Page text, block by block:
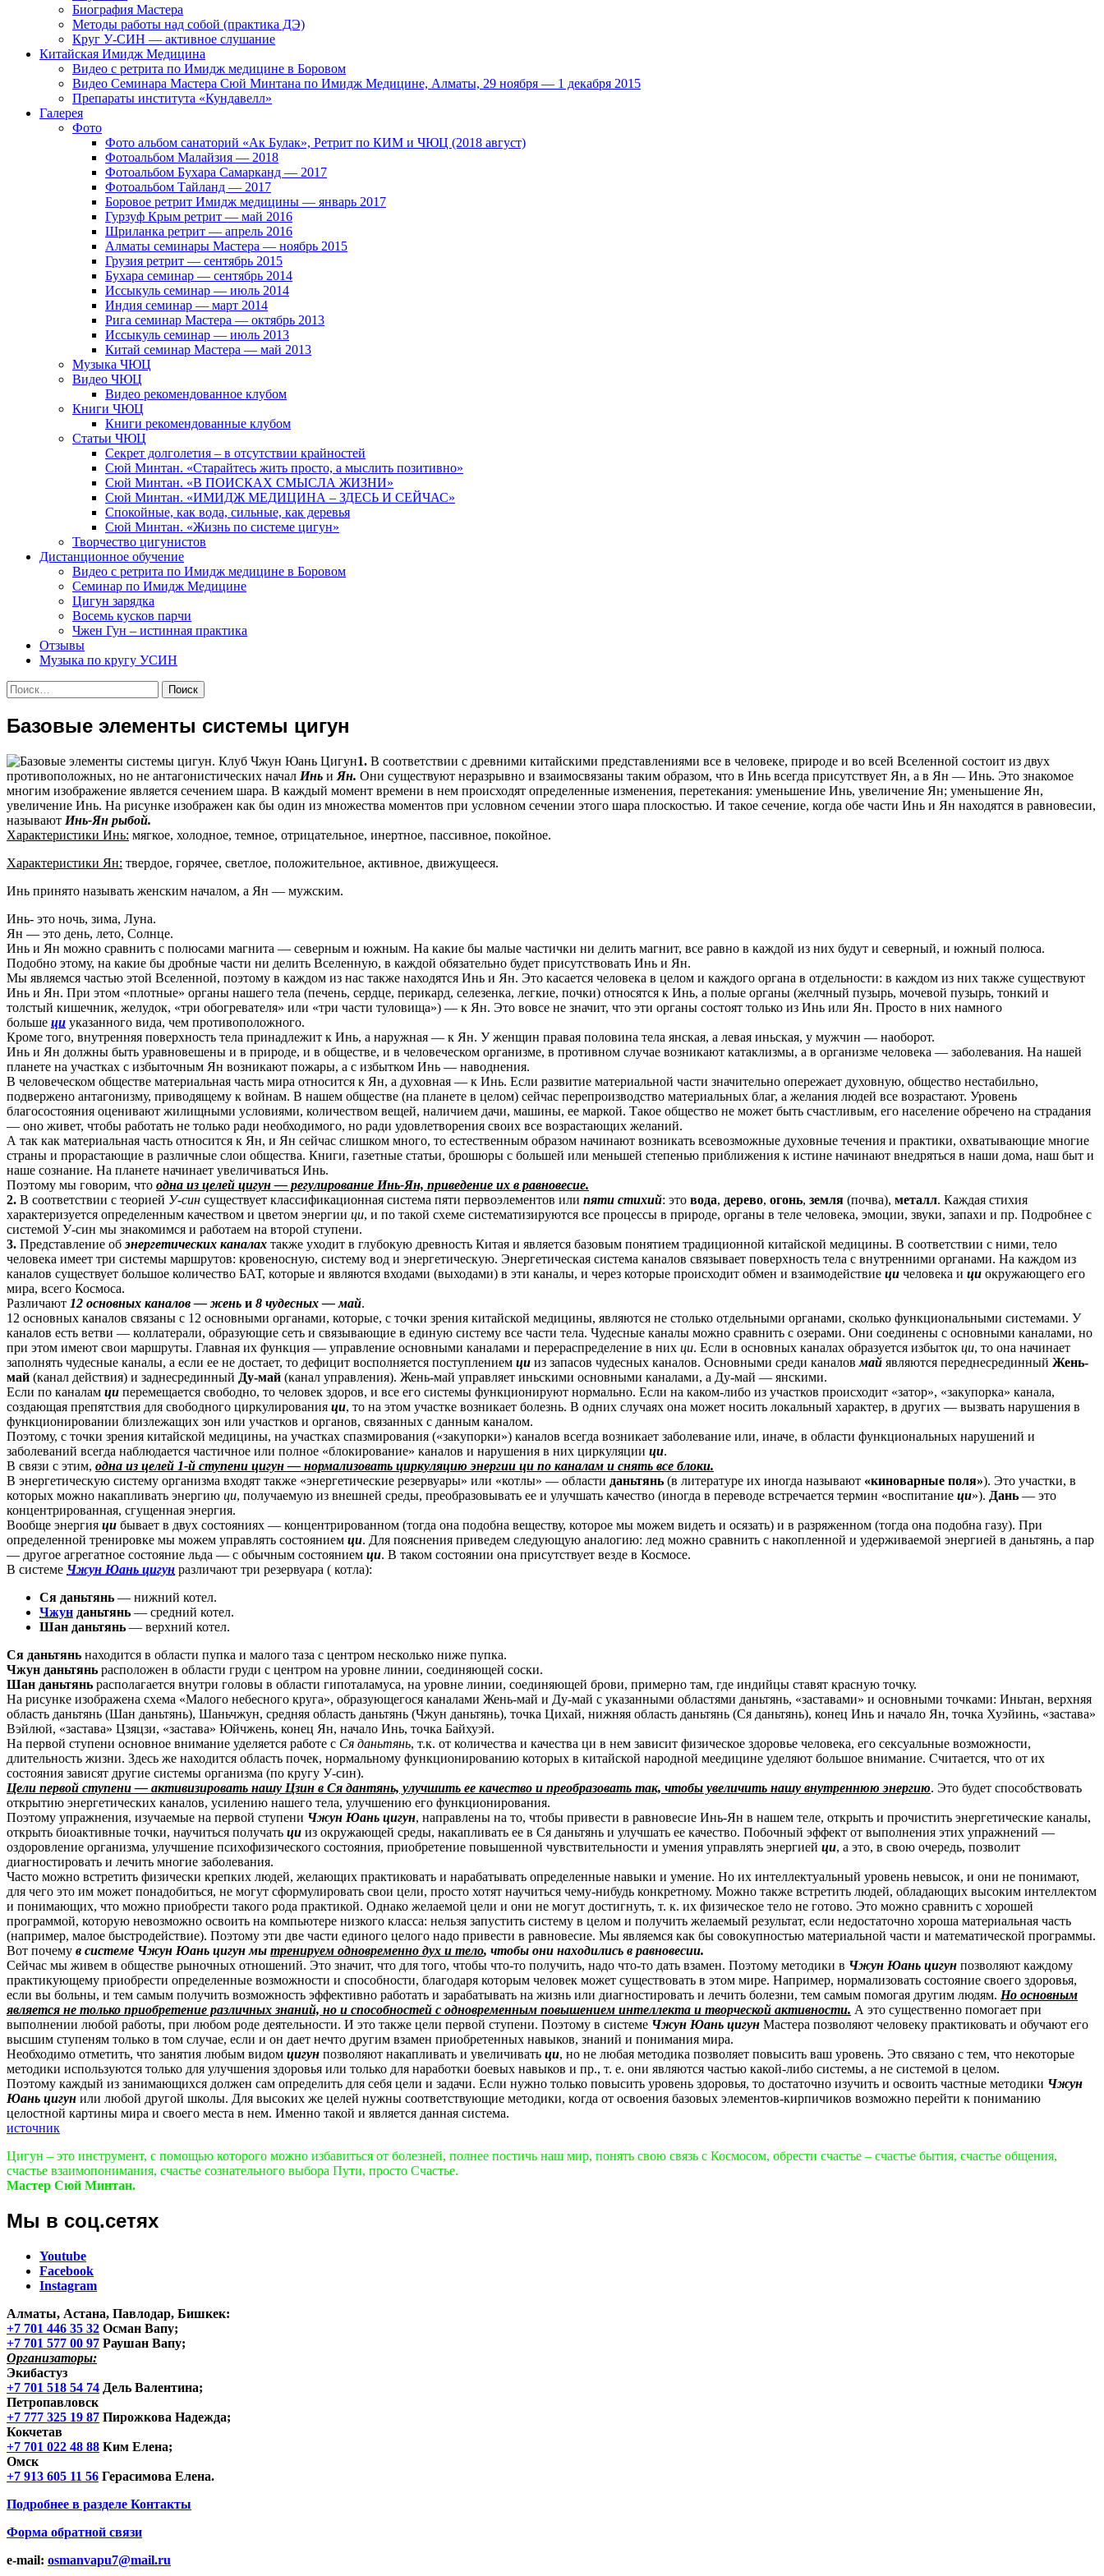
Биография Мастера
Методы работы над собой (практика ДЭ)
Круг У-СИН — активное слушание
Китайская Имидж Медицина
Видео с ретрита по Имидж медицине в Боровом
Видео Семинара Мастера Сюй Минтана по Имидж Медицине, Алматы, 29 ноября — 1 декабря 2015
Препараты института «Кундавелл»
Галерея
Фото
Фото альбом санаторий «Ак Булак», Ретрит по КИМ и ЧЮЦ (2018 август)
Фотоальбом Малайзия — 2018
Фотоальбом Бухара Самарканд — 2017
Фотоальбом Тайланд — 2017
Боровое ретрит Имидж медицины — январь 2017
Гурзуф Крым ретрит — май 2016
Шриланка ретрит — апрель 2016
Алматы семинары Мастера — ноябрь 2015
Грузия ретрит — сентябрь 2015
Бухара семинар — сентябрь 2014
Иссыкуль семинар — июль 2014
Индия семинар — март 2014
Рига семинар Мастера — октябрь 2013
Иссыкуль семинар — июль 2013
Китай семинар Мастера — май 2013
Музыка ЧЮЦ
Видео ЧЮЦ
Видео рекомендованное клубом
Книги ЧЮЦ
Книги рекомендованные клубом
Статьи ЧЮЦ
Секрет долголетия – в отсутствии крайностей
Сюй Минтан. «Старайтесь жить просто, а мыслить позитивно»
Сюй Минтан. «В ПОИСКАХ СМЫСЛА ЖИЗНИ»
Сюй Минтан. «ИМИДЖ МЕДИЦИНА – ЗДЕСЬ И СЕЙЧАС»
Спокойные, как вода, сильные, как деревья
Сюй Минтан. «Жизнь по системе цигун»
Творчество цигунистов
Дистанционное обучение
Видео с ретрита по Имидж медицине в Боровом
Семинар по Имидж Медицине
Цигун зарядка
Восемь кусков парчи
Чжен Гун – истинная практика
Отзывы
Музыка по кругу УСИН
Найти:
Базовые элементы системы цигун
1. В соответствии с древними китайскими представлениями все в человеке, природе и во всей Вселенной состоит из двух
противоположных, но не антагонистических начал Инь и Ян. Они существуют неразрывно и взаимосвязаны таким образом, что в Инь всегда присутствует Ян, а в Ян — Инь. Это знакомое
многим изображение является сечением шара. В каждый момент времени в нем происходят определенные изменения, перетекания: уменьшение Инь, увеличение Ян; уменьшение Ян,
увеличение Инь. На рисунке изображен как бы один из множества моментов при условном сечении этого шара плоскостью. И такое сечение, когда обе части Инь и Ян находятся в равновесии,
называют Инь-Ян рыбой.
Характеристики Инь: мягкое, холодное, темное, отрицательное, инертное, пассивное, покойное.
Характеристики Ян: твердое, горячее, светлое, положительное, активное, движущееся.
Инь принято называть женским началом, а Ян — мужским.
Инь- это ночь, зима, Луна.
Ян — это день, лето, Солнце.
Инь и Ян можно сравнить с полюсами магнита — северным и южным. На какие бы малые частички ни делить магнит, все равно в каждой из них будут и северный, и южный полюса.
Подобно этому, на какие бы дробные части ни делить Вселенную, в каждой обязательно будет присутствовать Инь и Ян.
Мы являемся частью этой Вселенной, поэтому в каждом из нас также находятся Инь и Ян. Это касается человека в целом и каждого органа в отдельности: в каждом из них также существуют
Инь и Ян. При этом «плотные» органы нашего тела (печень, сердце, перикард, селезенка, легкие, почки) относятся к Инь, а полые органы (желчный пузырь, мочевой пузырь, тонкий и
толстый кишечник, желудок, «три обогревателя» или «три части туловища») — к Ян. Это вовсе не значит, что эти органы состоят только из Инь или Ян. Просто в них намного
больше ци указанного вида, чем противоположного.
Кроме того, внутренняя поверхность тела принадлежит к Инь, а наружная — к Ян. У женщин правая половина тела янская, а левая иньская, у мужчин — наоборот.
Инь и Ян должны быть уравновешены и в природе, и в обществе, и в человеческом организме, в противном случае возникают катаклизмы, а в организме человека — заболевания. На нашей
планете на участках с избыточным Ян возникают пожары, а с избытком Инь — наводнения.
В человеческом обществе материальная часть мира относится к Ян, а духовная — к Инь. Если развитие материальной части значительно опережает духовную, общество нестабильно,
подвержено антагонизму, приводящему к войнам. В нашем обществе (на планете в целом) сейчас перепроизводство материальных благ, а желания людей все возрастают. Уровень
благосостояния оценивают жилищными условиями, количеством вещей, наличием дачи, машины, ее маркой. Такое общество не может быть счастливым, его население обречено на страдания
— оно живет, чтобы работать не только ради необходимого, но ради удовлетворения своих все возрастающих желаний.
А так как материальная часть относится к Ян, и Ян сейчас слишком много, то естественным образом начинают возникать всевозможные духовные течения и практики, охватывающие многие
страны и прорастающие в различные слои общества. Книги, газетные статьи, брошюры с большей или меньшей степенью приближения к истине начинают внедряться в наши дома, наш быт и
наше сознание. На планете начинает увеличиваться Инь.
Поэтому мы говорим, что одна из целей цигун — регулирование Инь-Ян, приведение их в равновесие.
2. В соответствии с теорией У-син существует классификационная система пяти первоэлементов или пяти стихий: это вода, дерево, огонь, земля (почва), металл. Каждая стихия
характеризуется определенным качеством и цветом энергии ци, и по такой схеме систематизируются все процессы в природе, органы в теле человека, эмоции, звуки, запахи и пр. Подробнее с
системой У-син мы знакомимся и работаем на второй ступени.
3. Представление обэнергетических каналах также уходит в глубокую древность Китая и является базовым понятием традиционной китайской медицины. В соответствии с ними, тело
человека имеет три системы маршрутов: кровеносную, систему вод и энергетическую. Энергетическая система каналов связывает поверхность тела с внутренними органами. На каждом из
каналов существует большое количество БАТ, которые и являются входами (выходами) в эти каналы, и через которые происходит обмен и взаимодействие ци человека и ци окружающего его
мира, всего Космоса.
Различают 12 основных каналов — жень и 8 чудесных — май.
12 основных каналов связаны с 12 основными органами, которые, с точки зрения китайской медицины, являются не столько отдельными органами, сколько функциональными системами. У
каналов есть ветви — коллатерали, образующие сеть и связывающие в единую систему все части тела. Чудесные каналы можно сравнить с озерами. Они соединены с основными каналами, но
при этом имеют свои маршруты. Главная их функция — управление основными каналами и перераспределение в них ци. Если в основных каналах образуется избыток ци, то она начинает
заполнять чудесные каналы, а если ее не достает, то дефицит восполняется поступлением ци из запасов чудесных каналов. Основными среди каналовмай являются переднесрединный Жень-
май (канал действия) и заднесрединный Ду-май (канал управления). Жень-май управляет иньскими основными каналами, а Ду-май — янскими.
Если по каналам ци перемещается свободно, то человек здоров, и все его системы функционируют нормально. Если на каком-либо из участков происходит «затор», «закупорка» канала,
создающая препятствия для свободного циркулирования ци, то на этом участке возникает болезнь. В одних случаях она может носить локальный характер, в других — вызвать нарушения в
функционировании близлежащих зон или участков и органов, связанных с данным каналом.
Поэтому, с точки зрения китайской медицины, на участках спазмирования («закупорки») каналов всегда возникает заболевание или, иначе, в области функциональных нарушений и
заболеваний всегда наблюдается частичное или полное «блокирование» каналов и нарушения в них циркуляции ци.
В связи с этим, одна из целей 1-й ступени цигун — нормализовать циркуляцию энергии ци по каналам и снять все блоки.
В энергетическую систему организма входят также «энергетические резервуары» или «котлы» — области даньтянь (в литературе их иногда называют «киноварные поля»). Это участки, в
которых можно накапливать энергию ци, получаемую из внешней среды, преобразовывать ее и улучшать качество (иногда в переводе встречается термин «воспитание ци»). Дань — это
концентрированная, сгущенная энергия.
Вообще энергия ци бывает в двух состояниях — концентрированном (тогда она подобна веществу, которое мы можем видеть и осязать) и в разряженном (тогда она подобна газу). При
определенной тренировке мы можем управлять состоянием ци. Для пояснения приведем следующую аналогию: лед можно сравнить с накопленной и удерживаемой энергией в даньтянь, а пар
— другое агрегатное состояние льда — с обычным состоянием ци. В таком состоянии она присутствует везде в Космосе.
В системе Чжун Юань цигун различают три резервуара ( котла):
Ся даньтянь — нижний котел.
Чжун даньтянь — средний котел.
Шан даньтянь — верхний котел.
Ся даньтянь находится в области пупка и малого таза с центром несколько ниже пупка.
Чжун даньтянь расположен в области груди с центром на уровне линии, соединяющей соски.
Шан даньтянь располагается внутри головы в области гипоталамуса, на уровне линии, соединяющей брови, примерно там, где индийцы ставят красную точку.
На рисунке изображена схема «Малого небесного круга», образующегося каналами Жень-май и Ду-май с указанными областями даньтянь, «заставами» и основными точками: Иньтан, верхняя
область даньтянь (Шан даньтянь), Шаньчжун, средняя область даньтянь (Чжун даньтянь), точка Цихай, нижняя область даньтянь (Ся даньтянь), конец Инь и начало Ян, точка Хуэйинь, «застава»
Вэйлюй, «застава» Цзяцзи, «застава» Юйчжень, конец Ян, начало Инь, точка Байхуэй.
На первой ступени основное внимание уделяется работе с Ся даньтянь, т.к. от количества и качества ци в нем зависит физическое здоровье человека, его сексуальные возможности,
длительность жизни. Здесь же находится область почек, нормальному функционированию которых в китайской народной меедицине уделяют большое внимание. Считается, что от их
состояния зависят другие системы организма (по кругу У-син).
Цели первой ступени — активизировать нашу Цзин в Ся дантянь, улучшить ее качество и преобразовать так, чтобы увеличить нашу внутреннюю энергию. Это будет способствовать
открытию энергетических каналов, усилению нашего тела, улучшению его функционирования.
Поэтому упражнения, изучаемые на первой ступени Чжун Юань цигун, направлены на то, чтобы привести в равновесие Инь-Ян в нашем теле, открыть и прочистить энергетические каналы,
открыть биоактивные точки, научиться получать ци из окружающей среды, накапливать ее в Ся даньтянь и улучшать ее качество. Побочный эффект от выполнения этих упражнений —
оздоровление организма, улучшение психофизического состояния, приобретение повышенной чувствительности и умения управлять энергией ци, а это, в свою очередь, позволит
диагностировать и лечить многие заболевания.
Часто можно встретить физически крепких людей, желающих практиковать и нарабатывать определенные навыки и умение. Но их интеллектуальный уровень невысок, и они не понимают,
для чего это им может понадобиться, не могут сформулировать свои цели, просто хотят научиться чему-нибудь конкретному. Можно также встретить людей, обладающих высоким интеллектом
и понимающих, что можно приобрести такого рода практикой. Однако желаемой цели и они не могут достигнуть, т. к. их физическое тело не готово. Это можно сравнить с хорошей
программой, которую невозможно освоить на компьютере низкого класса: нельзя запустить систему в целом и получить желаемый результат, если недостаточно хороша материальная часть
(например, малое быстродействие). Поэтому эти две части единого целого надо привести в равновесие. Мы являемся как бы совокупностью материальной части и математической программы.
Вот почему в системе Чжун Юань цигун мы тренируем одновременно дух и тело, чтобы они находились в равновесии.
Сейчас мы живем в обществе рыночных отношений. Это значит, что для того, чтобы что-то получить, надо что-то дать взамен. Поэтому методики в Чжун Юань цигун позволяют каждому
практикующему приобрести определенные возможности и способности, благодаря которым человек может существовать в этом мире. Например, нормализовать состояние своего здоровья,
если вы больны, и тем самым получить возможность эффективно работать и зарабатывать на жизнь или диагностировать и лечить болезни, тем самым помогая другим людям. Но основным
является не только приобретение различных знаний, но и способностей с одновременным повышением интеллекта и творческой активности. А это существенно помогает при
выполнении любой работы, при любом роде деятельности. И это также цели первой ступени. Поэтому в системе Чжун Юань цигун Мастера позволяют человеку практиковать и обучают его
высшим ступеням только в том случае, если и он дает нечто другим взамен приобретенных навыков, знаний и понимания мира.
Необходимо отметить, что занятия любым видом цигун позволяют накапливать и увеличивать ци, но не любая методика позволяет повысить ваш уровень. Это связано с тем, что некоторые
методики используются только для улучшения здоровья или только для наработки боевых навыков и пр., т. е. они являются частью какой-либо системы, а не системой в целом.
Поэтому каждый из занимающихся должен сам определить для себя цели и задачи. Если нужно только повысить уровень здоровья, то достаточно изучить и освоить частные методики Чжун
Юань цигун или любой другой школы. Для высоких же целей нужны соответствующие методики, когда от освоения базовых элементов-кирпичиков возможно перейти к пониманию
целостной картины мира и своего места в нем. Именно такой и является данная система.
источник
Цигун – это инструмент, с помощью которого можно избавиться от болезней, полнее постичь наш мир, понять свою связь с Космосом, обрести счастье – счастье бытия, счастье общения,
счастье взаимопонимания, счастье сознательного выбора Пути, просто Счастье.
Мастер Сюй Минтан.
Мы в соц.сетях
Youtube
Facebook
Instagram
Алматы, Астана, Павлодар, Бишкек:
+7 701 446 35 32 Осман Вапу;
+7 701 577 00 97 Раушан Вапу;
Организаторы:
Экибастуз
+7 701 518 54 74 Дель Валентина;
Петропавловск
+7 777 325 19 87 Пирожкова Надежда;
Кокчетав
+7 701 022 48 88 Ким Елена;
Омск
+7 913 605 11 56 Герасимова Елена.
Подробнее в разделе Контакты
Форма обратной связи
e-mail: osmanvapu7@mail.ru